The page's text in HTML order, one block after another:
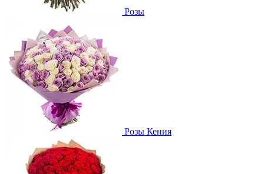
Розы
Розы Кения